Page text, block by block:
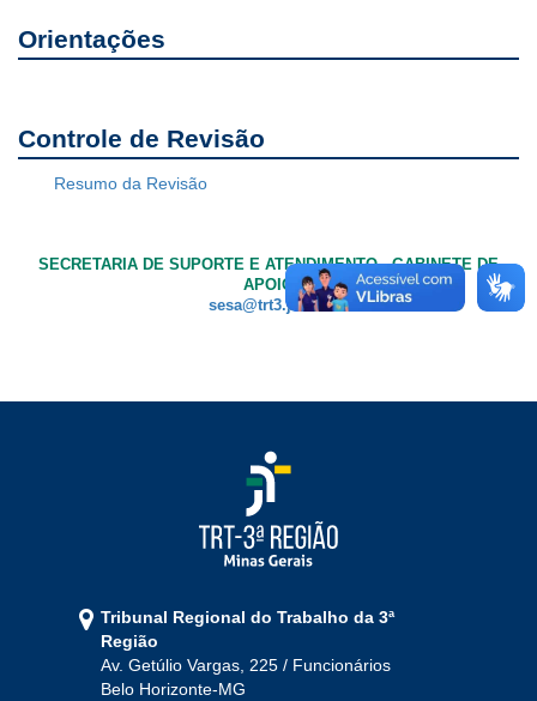
Orientações
Controle de Revisão
Resumo da Revisão
SECRETARIA DE SUPORTE E ATENDIMENTO - GABINETE DE
APOIO
sesa@trt3.jus.br
Tribunal Regional do Trabalho da 3ª
Região
Av. Getúlio Vargas, 225 / Funcionários
Belo Horizonte-MG